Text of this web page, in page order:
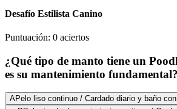
Desafío Estilista Canino
Puntuación: 0 aciertos
¿Qué tipo de manto tiene un
es su mantenimiento fundamental?
APelo liso continuo / Cardado diario y baño